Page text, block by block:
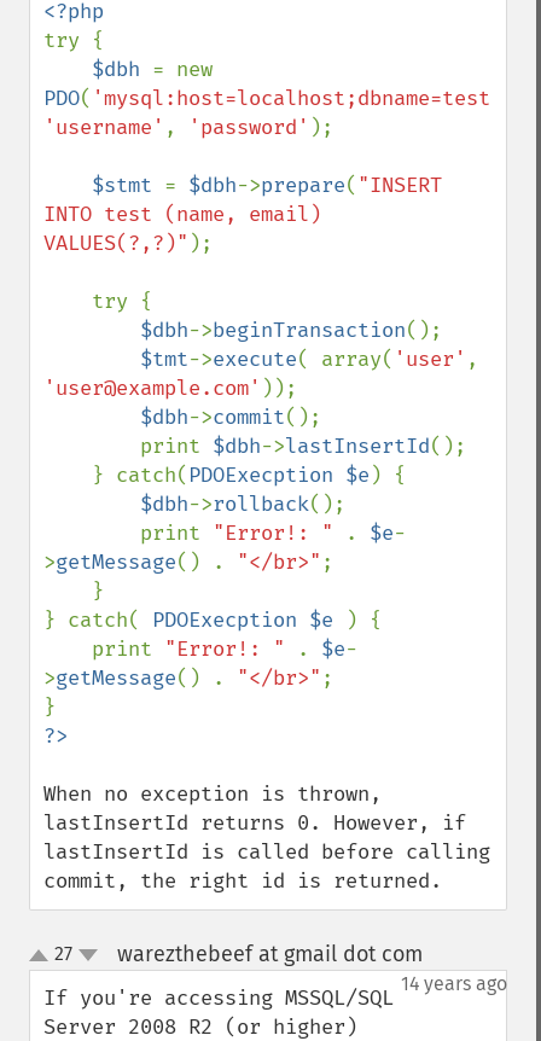
try {
$dbh
PDO( 'mysql:host=localhost;dbname=test'
'username' , 'password' );
$stmt = $dbh->prepare( "INSERT
INTO test (name, email)
VALUES(?,?)" );
$dbh->beginTransaction();
$tmt->execute( array( 'user'
'user@example.com' ));
$dbh->commit();
        print
$dbh->lastInsertId();
    } catch(
PDOExecption $e ) {
$dbh->rollback();
        print
"Error!: " . $e-
>getMessage() . "</br>" ;
} catch( PDOExecption $e
) {
    print
"Error!: " . $e-
>getMessage() . "</br>" ;
When no exception is thrown,
lastInsertId returns 0. However, if
lastInsertId is called before calling
commit, the right id is returned.
up
down
27 warezthebeef at gmail dot com
14 years ago
If you're accessing MSSQL/SQL
Server 2008 R2 (or higher)